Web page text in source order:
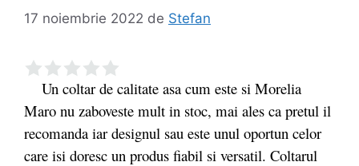
17 noiembrie 2022 de Stefan
Un coltar de calitate asa cum este si Morelia
Maro nu zaboveste mult in stoc, mai ales ca pretul il
recomanda iar designul sau este unul oportun celor
care isi doresc un produs fiabil si versatil. Coltarul